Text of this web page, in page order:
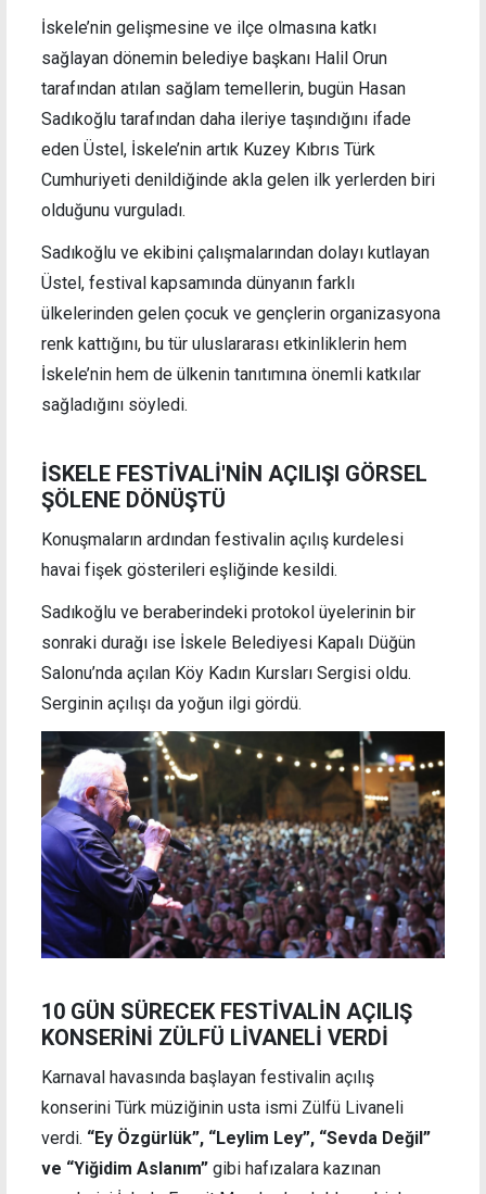
İskele’nin gelişmesine ve ilçe olmasına katkı
sağlayan dönemin belediye başkanı Halil Orun
tarafından atılan sağlam temellerin, bugün Hasan
Sadıkoğlu tarafından daha ileriye taşındığını ifade
eden Üstel, İskele’nin artık Kuzey Kıbrıs Türk
Cumhuriyeti denildiğinde akla gelen ilk yerlerden biri
olduğunu vurguladı.
Sadıkoğlu ve ekibini çalışmalarından dolayı kutlayan
Üstel, festival kapsamında dünyanın farklı
ülkelerinden gelen çocuk ve gençlerin organizasyona
renk kattığını, bu tür uluslararası etkinliklerin hem
İskele’nin hem de ülkenin tanıtımına önemli katkılar
sağladığını söyledi.
İSKELE FESTİVALİ'NİN AÇILIŞI GÖRSEL
ŞÖLENE DÖNÜŞTÜ
Konuşmaların ardından festivalin açılış kurdelesi
havai fişek gösterileri eşliğinde kesildi.
Sadıkoğlu ve beraberindeki protokol üyelerinin bir
sonraki durağı ise İskele Belediyesi Kapalı Düğün
Salonu’nda açılan Köy Kadın Kursları Sergisi oldu.
Serginin açılışı da yoğun ilgi gördü.
10 GÜN SÜRECEK FESTİVALİN AÇILIŞ
KONSERİNİ ZÜLFÜ LİVANELİ VERDİ
Karnaval havasında başlayan festivalin açılış
konserini Türk müziğinin usta ismi Zülfü Livaneli
verdi. “Ey Özgürlük”, “Leylim Ley”, “Sevda Değil”
ve “Yiğidim Aslanım” gibi hafızalara kazınan